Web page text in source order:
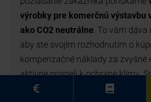
Kompaktná a flexibilná montáž